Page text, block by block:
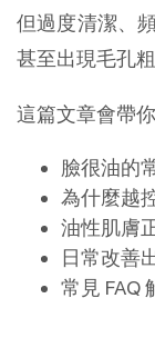
但過度清潔、
甚至出現毛孔
這篇文章會帶
臉很油的
為什麼越
油性肌膚
日常改善
常見 FAQ